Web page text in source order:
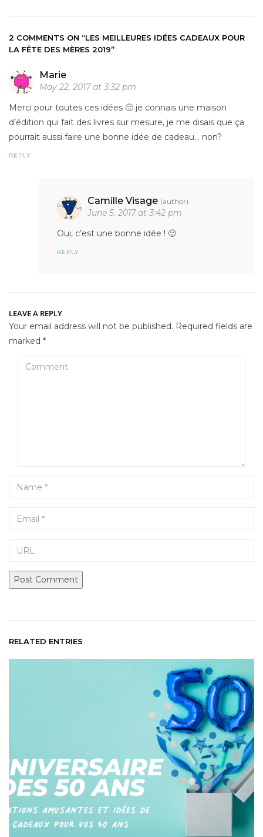
2 COMMENTS ON “LES MEILLEURES IDÉES CADEAUX POUR
LA FÊTE DES MÈRES 2019”
Marie
May 22, 2017 at 3:32 pm
Merci pour toutes ces idées 🙂 je connais une maison
d’édition qui fait des livres sur mesure, je me disais que ça
pourrait aussi faire une bonne idée de cadeau… non?
REPLY
Camille Visage (author)
June 5, 2017 at 3:42 pm
Oui, c’est une bonne idée ! 🙂
REPLY
LEAVE A REPLY
Your email address will not be published. Required fields are
marked *
Comment
Name
Email
RELATED ENTRIES